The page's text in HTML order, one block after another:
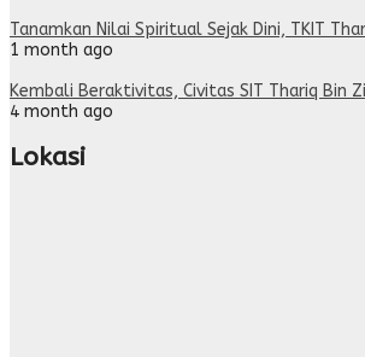
Tanamkan Nilai Spiritual Sejak Dini, TKIT
1 month ago
Kembali Beraktivitas, Civitas SIT Thariq Bin
4 month ago
Lokasi